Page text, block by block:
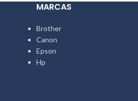
MARCAS
Brother
Canon
Epson
Hp